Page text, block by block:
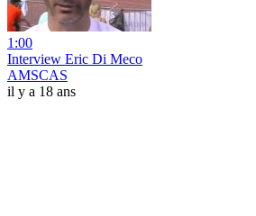
1:00
Interview Eric Di Meco
AMSCAS
il y a 18 ans